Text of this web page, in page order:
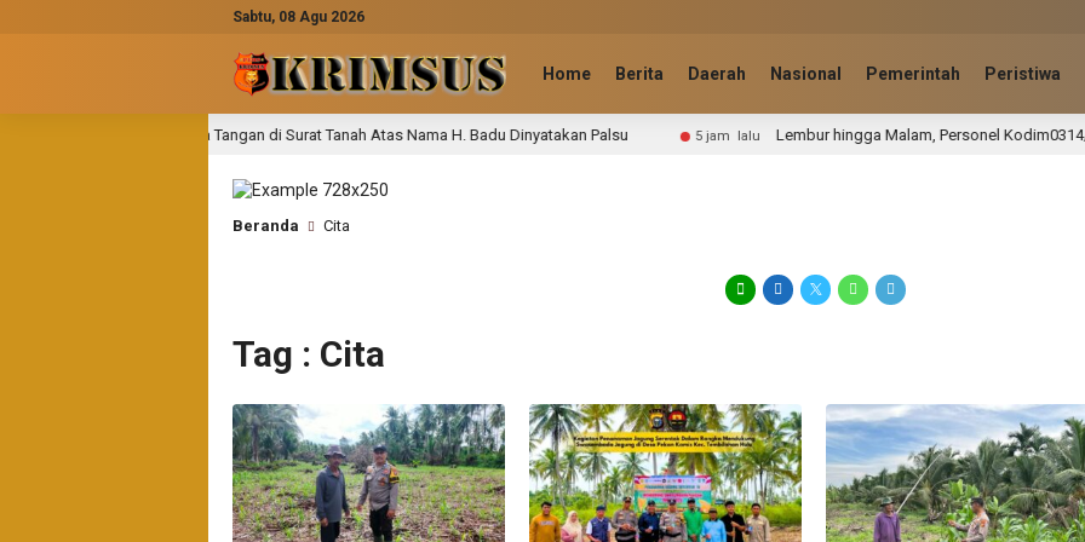
Sabtu, 08 Agu 2026
Home Berita Daerah Nasional Pemerintah Peristiwa
Tanda Tangan di Surat Tanah Atas Nama H. Badu Dinyatakan Palsu 5 jam lalu Lembur hingga Malam, Personel Kodim0314/Inhil dan Warga
Beranda Cita
Tag : Cita